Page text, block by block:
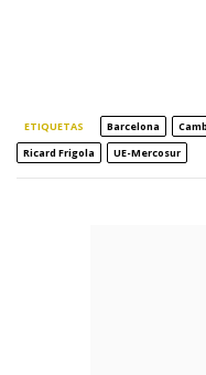
ETIQUETAS Barcelona
Ricard Frigola
UE-Mercosur